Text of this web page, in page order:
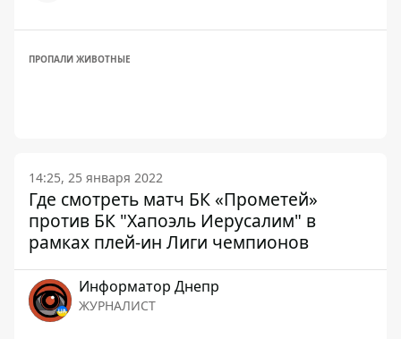
ПРОПАЛИ ЖИВОТНЫЕ
14:25, 25 января 2022
Где смотреть матч БК «Прометей»
против БК "Хапоэль Иерусалим" в
рамках плей-ин Лиги чемпионов
Информатор Днепр
ЖУРНАЛИСТ